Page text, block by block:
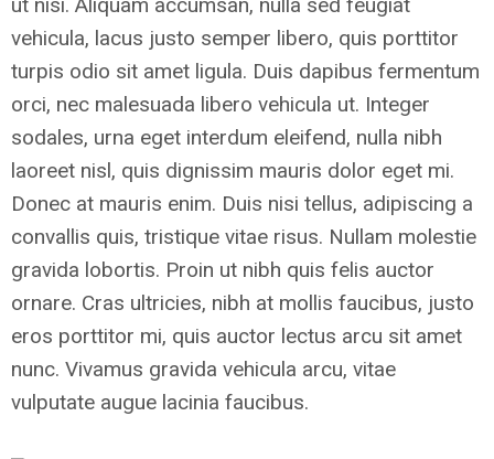
vehicula, lacus justo semper libero, quis porttitor
turpis odio sit amet ligula. Duis dapibus fermentum
orci, nec malesuada libero vehicula ut. Integer
sodales, urna eget interdum eleifend, nulla nibh
laoreet nisl, quis dignissim mauris dolor eget mi.
Donec at mauris enim. Duis nisi tellus, adipiscing a
convallis quis, tristique vitae risus. Nullam molestie
gravida lobortis. Proin ut nibh quis felis auctor
ornare. Cras ultricies, nibh at mollis faucibus, justo
eros porttitor mi, quis auctor lectus arcu sit amet
nunc. Vivamus gravida vehicula arcu, vitae
vulputate augue lacinia faucibus.